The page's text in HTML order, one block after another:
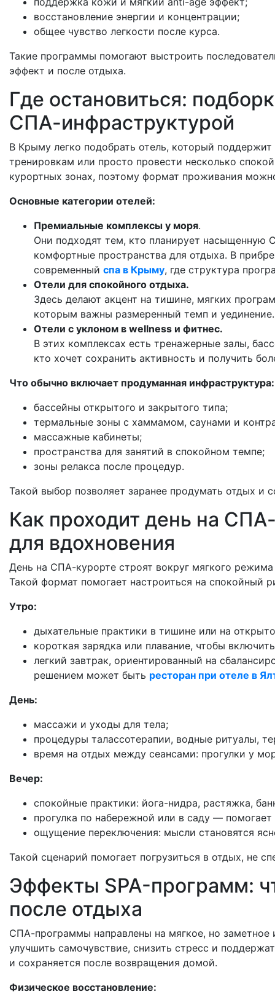
восстановление энергии и концентрации;
общее чувство легкости после курса.
Такие программы помогают выстроить
эффект и после отдыха.
Где остановиться:
СПА-инфраструктурой
В Крыму легко подобрать отель, который поддержит
тренировкам или просто провести несколько
курортных зонах, поэтому формат проживания
Основные категории отелей:
Премиальные комплексы у моря.
Они подходят тем, кто планирует
комфортные пространства для отдыха. В
современный спа в Крыму, где структура
Отели для спокойного отдыха.
Здесь делают акцент на тишине, мягких
которым важны размеренный темп и уединение.
Отели c уклоном в wellness и фитнес.
В этих комплексах есть тренажерные залы,
кто хочет сохранить активность и получить
Что обычно включает продуманная инфраструктура:
бассейны открытого и закрытого типа;
термальные зоны с хаммамом, саунами и
массажные кабинеты;
пространства для занятий в спокойном темпе;
зоны релакса после процедур.
Такой выбор позволяет заранее продумать отдых
Как проходит день на
для вдохновения
День на СПА-курорте строят вокруг мягкого
Такой формат помогает настроиться на спокойный
Утро:
дыхательные практики в тишине или на
короткая зарядка или плавание, чтобы
легкий завтрак, ориентированный на
решением может быть ресторан при отеле в
День:
массажи и уходы для тела;
процедуры талассотерапии, водные ритуалы,
время на отдых между сеансами: прогулки у
Вечер:
спокойные практики: йога-нидра, растяжка,
прогулка по набережной или в саду —
ощущение переключения: мысли становятся
Такой сценарий помогает погрузиться в отдых, не
Эффекты SPA-программ:
после отдыха
СПА-программы направлены на мягкое, но заметное
улучшить самочувствие, снизить стресс и
и сохраняется после возвращения домой.
Физическое восстановление: